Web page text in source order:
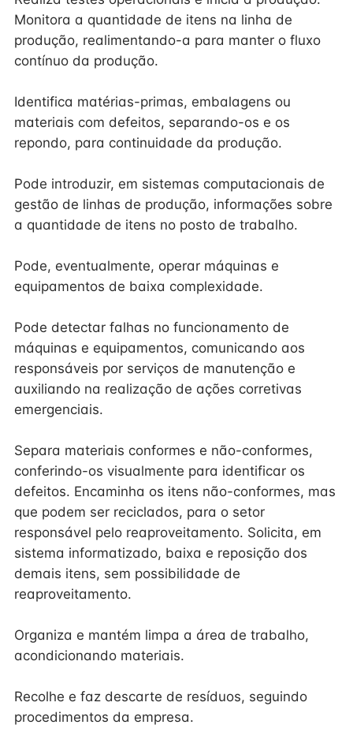
Monitora a quantidade de itens na linha de
produção, realimentando-a para manter o fluxo
contínuo da produção.
Identifica matérias-primas, embalagens ou
materiais com defeitos, separando-os e os
repondo, para continuidade da produção.
Pode introduzir, em sistemas computacionais de
gestão de linhas de produção, informações sobre
a quantidade de itens no posto de trabalho.
Pode, eventualmente, operar máquinas e
equipamentos de baixa complexidade.
Pode detectar falhas no funcionamento de
máquinas e equipamentos, comunicando aos
responsáveis por serviços de manutenção e
auxiliando na realização de ações corretivas
emergenciais.
Separa materiais conformes e não-conformes,
conferindo-os visualmente para identificar os
defeitos. Encaminha os itens não-conformes, mas
que podem ser reciclados, para o setor
responsável pelo reaproveitamento. Solicita, em
sistema informatizado, baixa e reposição dos
demais itens, sem possibilidade de
reaproveitamento.
Organiza e mantém limpa a área de trabalho,
acondicionando materiais.
Recolhe e faz descarte de resíduos, seguindo
procedimentos da empresa.